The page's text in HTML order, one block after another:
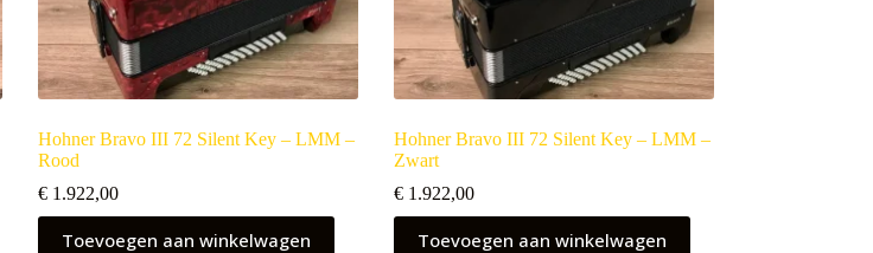
Hohner Bravo III 72 Silent Key – LMM –
Rood
€1.922,00
Toevoegen aan winkelwagen
Hohner Bravo III 72 Silent Key – LMM –
Zwart
€1.922,00
Toevoegen aan winkelwagen